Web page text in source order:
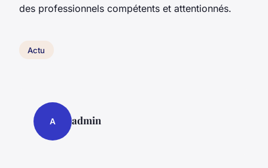
des professionnels compétents et attentionnés.
Actu
A admin